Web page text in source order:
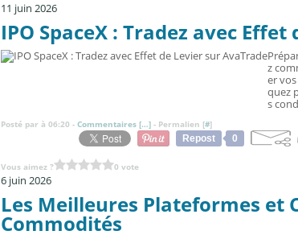
11 juin 2026
IPO SpaceX : Tradez avec
z
er
quez
s
Posté par à 06:20 - Commentaires […] - Permalien [#]
Repost
0
Vous aimez ? 0 vote
6 juin 2026
Les Meilleures Plateformes et
Commodités